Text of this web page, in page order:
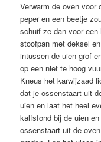
Verwarm de oven voor
peper en een beetje
schuif ze dan voor
stoofpan met deksel
intussen de uien grof
op een niet te hoog
Kneus het karwijzaad
dat je ossenstaart uit
uien en laat het heel
kalfsfond bij de uien
ossenstaart uit de